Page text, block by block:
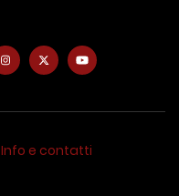
Info e contatti